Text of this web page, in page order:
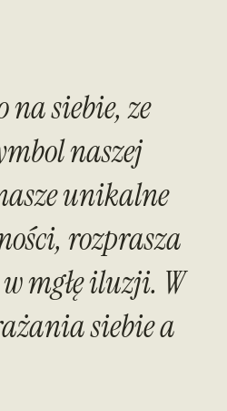
siebie, ze
naszej
unikalne
rozprasza
mgłę iluzji. W
siebie a